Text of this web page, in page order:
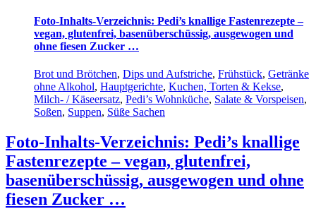
Foto-Inhalts-Verzeichnis: Pedi’s knallige Fastenrezepte –
vegan, glutenfrei, basenüberschüssig, ausgewogen und
ohne fiesen Zucker …
Brot und Brötchen, Dips und Aufstriche, Frühstück, Getränke
ohne Alkohol, Hauptgerichte, Kuchen, Torten & Kekse,
Milch- / Käseersatz, Pedi’s Wohnküche, Salate & Vorspeisen,
Soßen, Suppen, Süße Sachen
Foto-Inhalts-Verzeichnis: Pedi’s knallige
Fastenrezepte – vegan, glutenfrei,
basenüberschüssig, ausgewogen und ohne
fiesen Zucker …